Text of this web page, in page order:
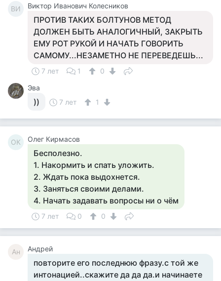
ВИ Виктор Иванович Колесников
ПРОТИВ ТАКИХ БОЛТУНОВ МЕТОД
ДОЛЖЕН БЫТЬ АНАЛОГИЧНЫЙ, ЗАКРЫТЬ
ЕМУ РОТ РУКОЙ И НАЧАТЬ ГОВОРИТЬ
САМОМУ...НЕЗАМЕТНО НЕ ПЕРЕВЕДЕШЬ...
7 лет 1
0
Эва
)) 7 лет 1
ОК Олег Кирмасов
Бесполезно.
1. Накормить и спать уложить.
2. Ждать пока выдохнется.
3. Заняться своими делами.
4. Начать задавать вопросы ни о чём
7 лет 0 0
Ан Андрей
повторите его последнюю фразу.с той же
интонацией..скажите да да да.и начинаете